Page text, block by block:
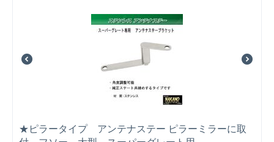
★ピラータイプ アンテナステー ピラーミラーに取